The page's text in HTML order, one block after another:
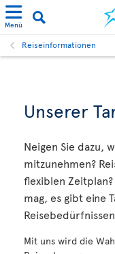
Menü
Reiseinformationen
Unserer
Neigen Sie dazu,
mitzunehmen?
flexiblen
mag, es gibt eine
Mit uns wird die